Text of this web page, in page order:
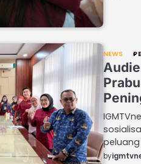
NEWS
by